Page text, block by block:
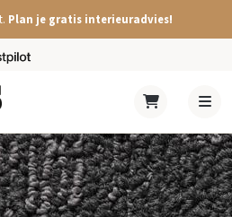
Plan je gratis interieuradvies!